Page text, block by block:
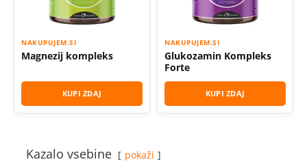
NAKUPUJEM.SI
Magnezij kompleks
KUPI ZDAJ
NAKUPUJEM.SI
Glukozamin Kompleks
Forte
KUPI ZDAJ
Kazalo vsebine pokaži